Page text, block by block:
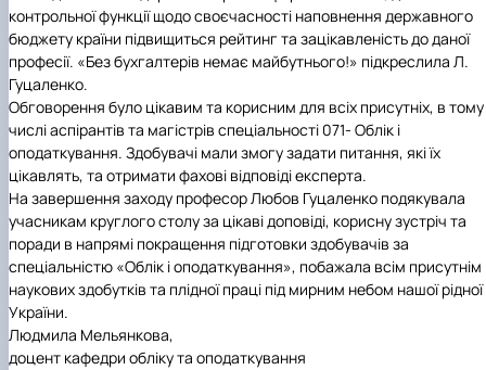
контрольної функції щодо своєчасності наповнення державного
бюджету країни підвищиться рейтинг та зацікавленість до даної
професії. «Без бухгалтерів немає майбутнього!» підкреслила Л.
Гуцаленко.
Обговорення було цікавим та корисним для всіх присутніх, в тому
числі аспірантів та магістрів спеціальності 071- Облік і
оподаткування. Здобувачі мали змогу задати питання, які їх
цікавлять, та отримати фахові відповіді експерта.
На завершення заходу професорЛюбов Гуцаленко подякувала
учасникам круглого столу за цікаві доповіді, корисну зустріч та
поради в напрямі покращення підготовки здобувачів за
спеціальністю «Облік і оподаткування», побажала всім присутнім
наукових здобутків та плідної праці під мирним небом нашої рідної
України.
Людмила Мельянкова,
доцент кафедри обліку та оподаткування